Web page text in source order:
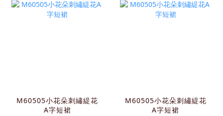
M60505小花朵刺繡緹花
A字短裙
M60505小花朵刺繡緹花
A字短裙